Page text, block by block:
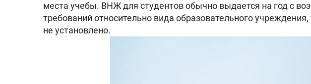
места учебы. ВНЖ для студентов обычно выдается на год с
требований относительно вида образовательного
не установлено.